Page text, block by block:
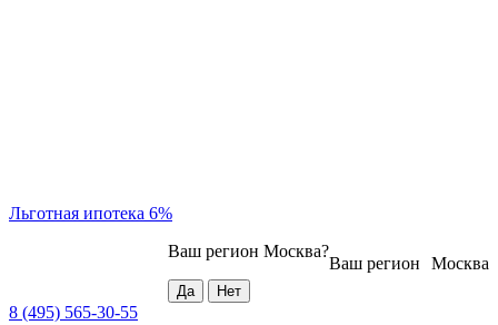
Льготная ипотека 6%
Москва
Ваш регион
Ваш регион Москва?
8 (495) 565-30-55